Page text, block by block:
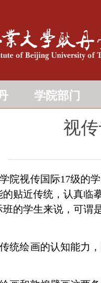
学院部门
视
院视传国际17级的
贴近传统，认真临
的学生来说，可谓
统绘画的认知能力